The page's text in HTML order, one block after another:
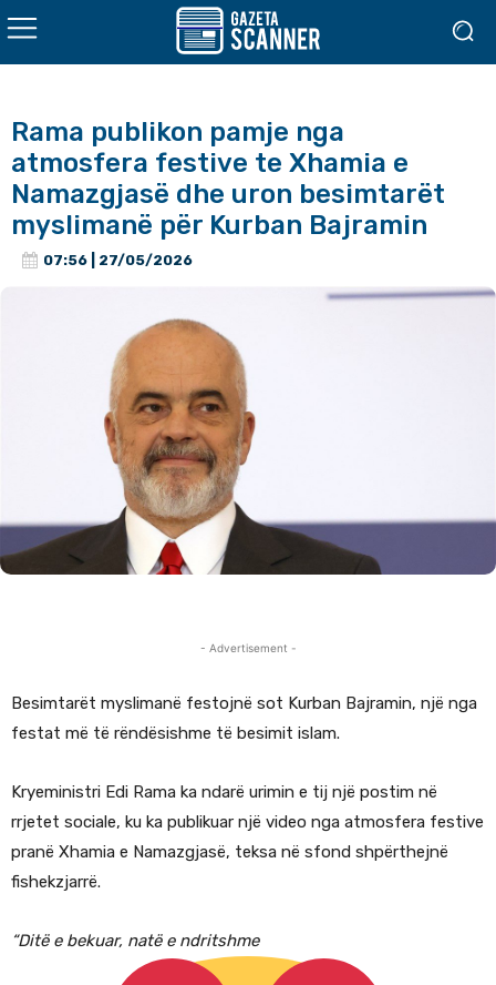
Rama publikon pamje nga
atmosfera festive te Xhamia e
Namazgjasë dhe uron besimtarët
myslimanë për Kurban Bajramin
07:56 | 27/05/2026
- Advertisement -
Besimtarët myslimanë festojnë sot Kurban Bajramin, një nga
festat më të rëndësishme të besimit islam.
Kryeministri Edi Rama ka ndarë urimin e tij një postim në
rrjetet sociale, ku ka publikuar një video nga atmosfera festive
pranë Xhamia e Namazgjasë, teksa në sfond shpërthejnë
fishekzjarrë.
“Ditë e bekuar, natë e ndritshme